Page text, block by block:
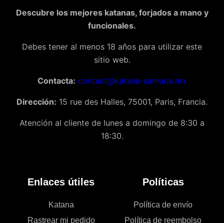
Descubre los mejores katanas, forjados a mano y
funcionales.
Debes tener al menos 18 años para utilizar este
sitio web.
Contacta: contact@katana-samurai.mx
Dirección: 15 rue des Halles, 75001, Paris, Francia.
Atención al cliente de lunes a domingo de 8:30 a
18:30.
Enlaces útiles
Katana
Rastrear mi pedido
Políticas
Política de envío
Política de reembolso